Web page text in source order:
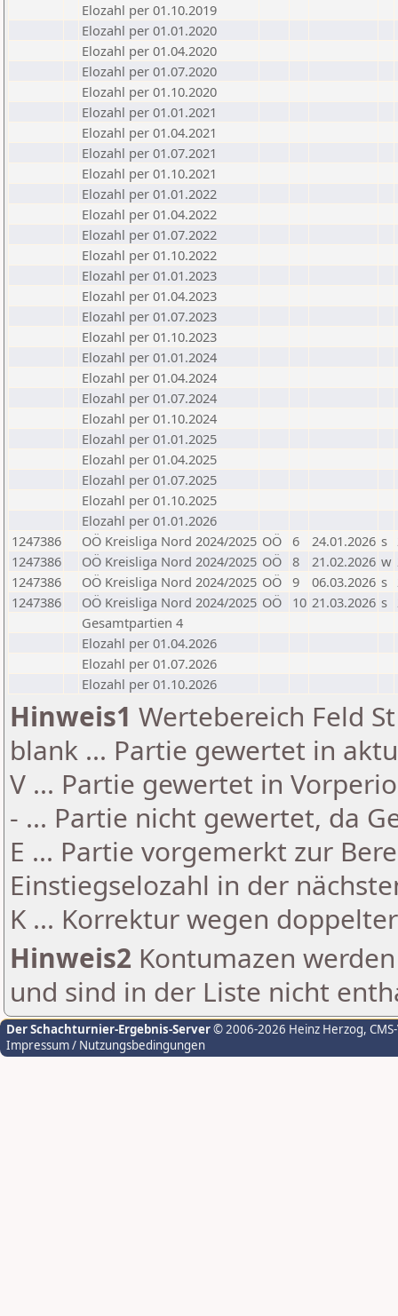
Elozahl per 01.10.2019
Elozahl per 01.01.2020
Elozahl per 01.04.2020
Elozahl per 01.07.2020
Elozahl per 01.10.2020
Elozahl per 01.01.2021
Elozahl per 01.04.2021
Elozahl per 01.07.2021
Elozahl per 01.10.2021
Elozahl per 01.01.2022
Elozahl per 01.04.2022
Elozahl per 01.07.2022
Elozahl per 01.10.2022
Elozahl per 01.01.2023
Elozahl per 01.04.2023
Elozahl per 01.07.2023
Elozahl per 01.10.2023
Elozahl per 01.01.2024
Elozahl per 01.04.2024
Elozahl per 01.07.2024
Elozahl per 01.10.2024
Elozahl per 01.01.2025
Elozahl per 01.04.2025
Elozahl per 01.07.2025
Elozahl per 01.10.2025
Elozahl per 01.01.2026
1247386
OÖ Kreisliga Nord 2024/2025 OÖ 6 24.01.2026 s
1247386
OÖ Kreisliga Nord 2024/2025 OÖ 8 21.02.2026 w
1247386
OÖ Kreisliga Nord 2024/2025 OÖ 9 06.03.2026 s
1247386
OÖ Kreisliga Nord 2024/2025 OÖ 10 21.03.2026 s
Gesamtpartien 4
Elozahl per 01.04.2026
Elozahl per 01.07.2026
Elozahl per 01.10.2026
Hinweis1 Wertebereich Feld
blank ... Partie gewertet in
V ... Partie gewertet in
- ... Partie nicht gewertet, da
E ... Partie vorgemerkt zur
Einstiegselozahl in der
K ... Korrektur wegen
Hinweis2 Kontumazen
und sind in der Liste nicht
Der Schachturnier-Ergebnis-Server© 2006-2026 Heinz Herzog,
Impressum / Nutzungsbedingungen